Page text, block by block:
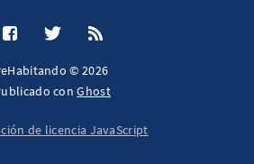
© 2026
conGhost
de licencia JavaScript